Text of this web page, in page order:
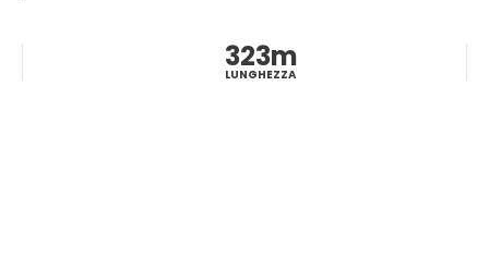
323m
LUNGHEZZA